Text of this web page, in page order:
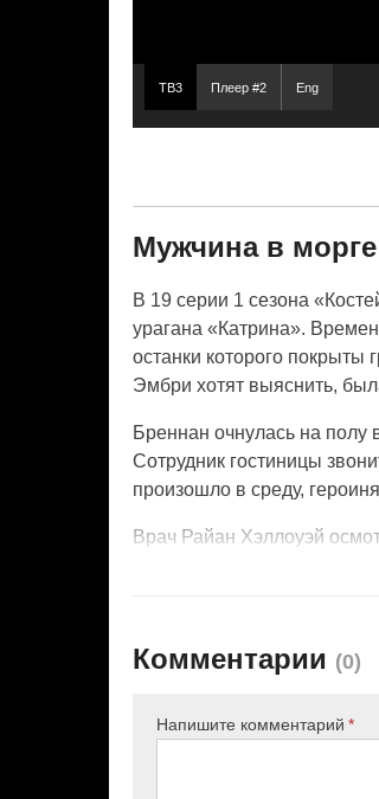
ТВ3 Плеер #2 Eng
Мужчина в морге
В 19 серии 1 сезона
урагана «Катрина».
останки которого покрыты
Эмбри хотят выяснить,
Бреннан очнулась на полу
Сотрудник гостиницы
произошло в среду,
Врач Райан Хэллоуэй
Санитар морга Поттер
Сили и Темпе идут в дом
Выяснилось, что «Доу» –
коллеги подозревают
Комментарии (0)
Напишите комментарий